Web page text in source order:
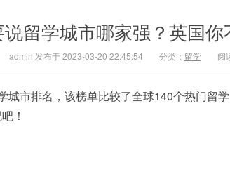
留学城市哪家强？英国你
admin 发布于 2023-03-20 22:45:54 分类： 留学 阅
城市排名，该榜单比较了全球140个热门留
！